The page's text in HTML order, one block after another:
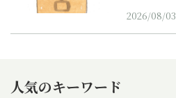
2026/08/03
人気のキーワード